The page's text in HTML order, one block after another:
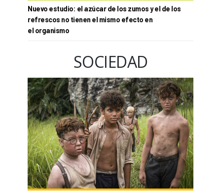
Nuevo estudio: el azúcar de los zumos y el de los
refrescos no tienen el mismo efecto en
el organismo
SOCIEDAD